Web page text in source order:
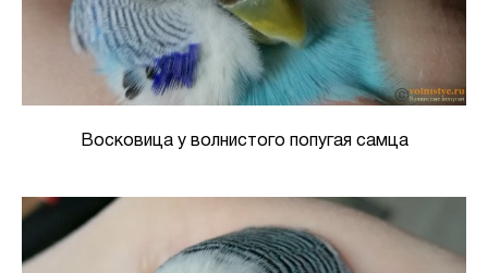
Восковица у волнистого попугая самца